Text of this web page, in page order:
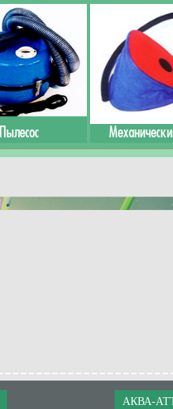
Пылесос
АКВА-